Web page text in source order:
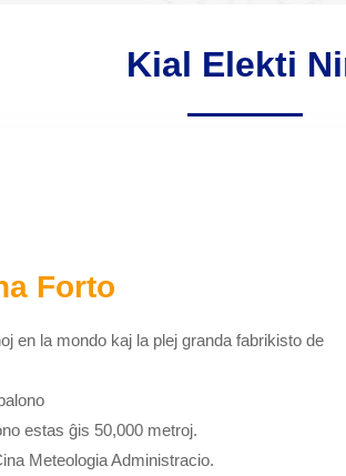
Kial Elekti
Forto
en la mondo kaj la plej granda fabrikisto de
estas ĝis 50,000 metroj.
Meteologia Administracio.